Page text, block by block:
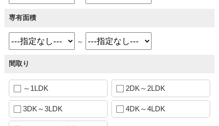
専有面積
～
間取り
～1LDK 2DK～2LDK
3DK～3LDK 4DK～4LDK